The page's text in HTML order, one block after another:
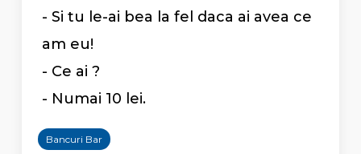
- Si tu le-ai bea la fel daca ai avea ce
am eu!
- Ce ai ?
- Numai 10 lei.
Bancuri Bar